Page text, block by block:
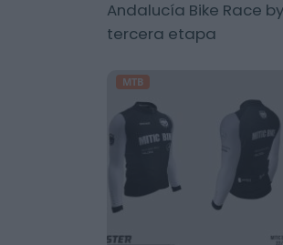
Andalucía Bike Race
tercera etapa
MTB